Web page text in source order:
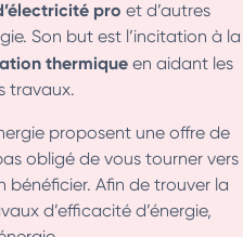
pro et d’autres
Son but est l’incitation à la
thermique en aidant les
travaux.
proposent une offre de
obligé de vous tourner vers
bénéficier. Afin de trouver la
d’efficacité d’énergie,